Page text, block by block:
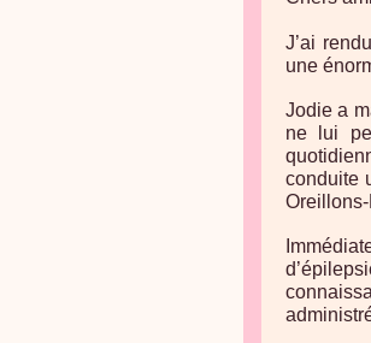
J’ai
une
Jodie a
ne lui
conduite